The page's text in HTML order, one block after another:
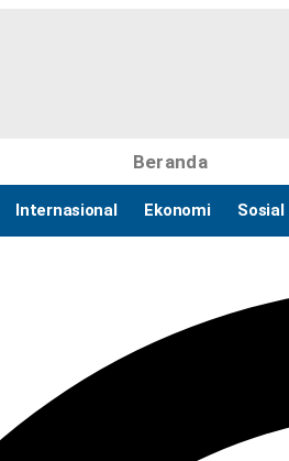
Beranda
Internasional Ekonomi Sosial